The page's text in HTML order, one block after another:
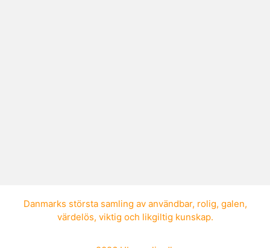
Danmarks största samling av användbar, rolig, galen,
värdelös, viktig och likgiltig kunskap.